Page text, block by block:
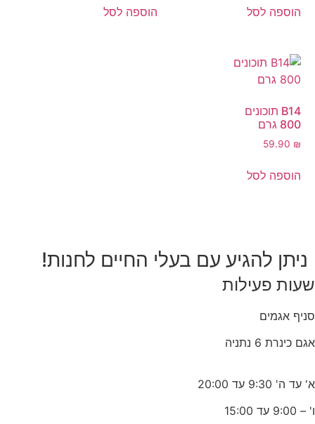
הוספה לסל הוספה לסל
B14 תוכונים
800 גרם
59.90 ₪
הוספה לסל
ניתן להגיע עם בעלי החיים לחנות!
שעות פעילות
סניף אגמים
אגם כינרת 6 נתניה
א' עד ה' 9:30 עד 20:00
ו' – 9:00 עד 15:00